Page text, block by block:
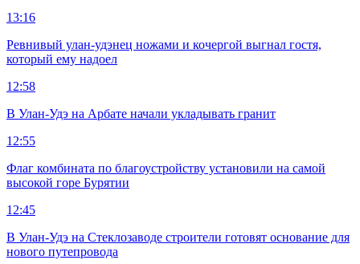
13:16
Ревнивый улан-удэнец ножами и кочергой выгнал гостя,
который ему надоел
12:58
В Улан-Удэ на Арбате начали укладывать гранит
12:55
Флаг комбината по благоустройству установили на самой
высокой горе Бурятии
12:45
В Улан-Удэ на Стеклозаводе строители готовят основание для
нового путепровода